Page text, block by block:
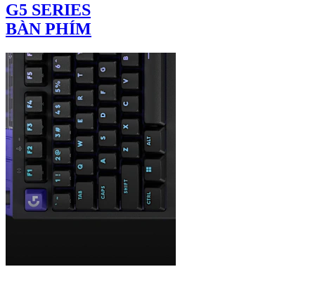
G5 SERIES
BÀN PHÍM